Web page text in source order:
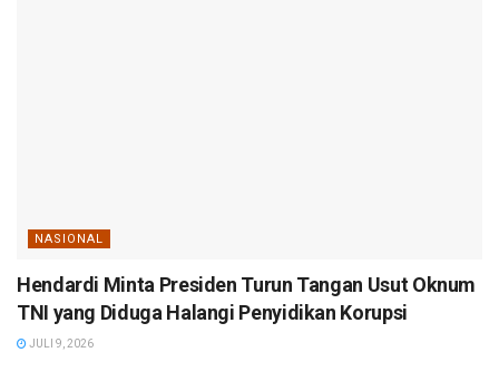
NASIONAL
Hendardi Minta Presiden Turun Tangan Usut Oknum
TNI yang Diduga Halangi Penyidikan Korupsi
JULI 9, 2026